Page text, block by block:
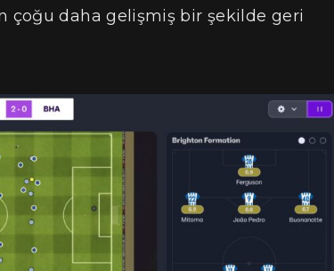
çoğu daha gelişmiş bir şekilde geri